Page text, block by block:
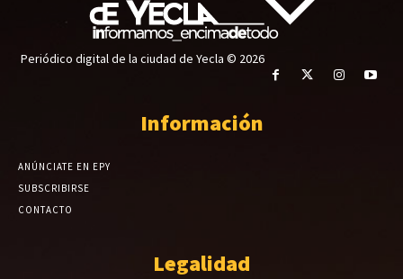
Periódico digital de la ciudad de Yecla © 2026
Información
ANÚNCIATE EN EPY
SUBSCRIBIRSE
CONTACTO
Legalidad